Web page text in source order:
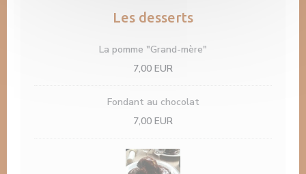
Les desserts
La pomme "Grand-mère"
7,00 EUR
Fondant au chocolat
7,00 EUR